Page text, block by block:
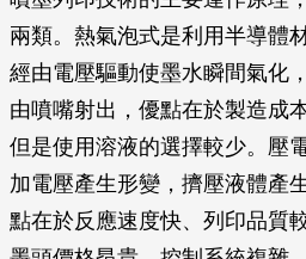
兩類。熱氣泡式是利用半導體
經由電壓驅動使墨水瞬間氣化
由噴嘴射出，優點在於製造成
但是使用溶液的選擇較少。壓
加電壓產生形變，擠壓液體產
點在於反應速度快、列印品質